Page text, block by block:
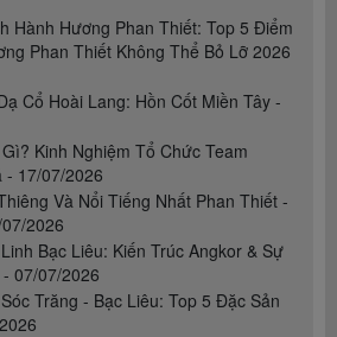
Hành Hương Phan Thiết: Top 5 Điểm
Phan Thiết Không Thể Bỏ Lỡ 2026
Cổ Hoài Lang: Hồn Cốt Miền Tây -
Kinh Nghiệm Tổ Chức Team
- 17/07/2026
Và Nổi Tiếng Nhất Phan Thiết -
2026
Bạc Liêu: Kiến Trúc Angkor & Sự
07/07/2026
Trăng - Bạc Liêu: Top 5 Đặc Sản